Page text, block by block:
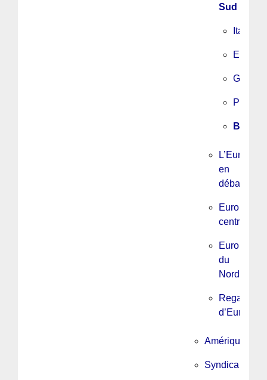
Sud
Italie
Grèce
L’Europe
en
débats
Europe
centrale
Europe
du
Nord
Regards
d’Europe
Amérique
Syndicalisme